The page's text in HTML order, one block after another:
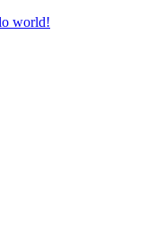
world!